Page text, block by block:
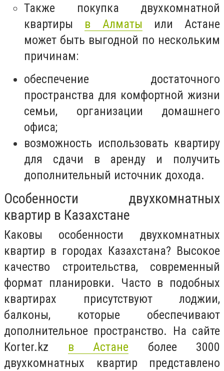
Также покупка двухкомнатной
квартиры в Алматы или Астане
может быть выгодной по нескольким
причинам:
обеспечение достаточного
пространства для комфортной жизни
семьи, организации домашнего
офиса;
возможность использовать квартиру
для сдачи в аренду и получить
дополнительный источник дохода.
Особенности двухкомнатных
квартир в Казахстане
Каковы особенности двухкомнатных
квартир в городах Казахстана? Высокое
качество строительства, современный
формат планировки. Часто в подобных
квартирах присутствуют лоджии,
балконы, которые обеспечивают
дополнительное пространство. На сайте
Korter.kz в Астане более 3000
двухкомнатных квартир представлено